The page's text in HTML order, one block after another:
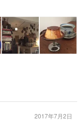
2017年7月2日